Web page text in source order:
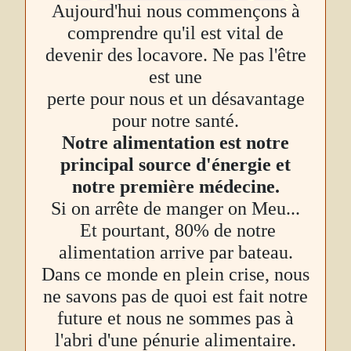
Aujourd'hui nous commençons à
comprendre qu'il est vital de
devenir des locavore. Ne pas l'être
est une
perte pour nous et un désavantage
pour notre santé.
Notre alimentation est notre
principal source d'énergie et
notre première médecine.
Si on arrête de manger on Meu...
Et pourtant, 80% de notre
alimentation arrive par bateau.
Dans ce monde en plein crise, nous
ne savons pas de quoi est fait notre
future et nous ne sommes pas à
l'abri d'une pénurie alimentaire.